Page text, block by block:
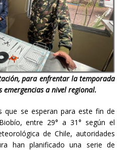
para enfrentar la temporada
emergencias a nivel regional.
que se esperan para este fin de
entre 29° a 31° según el
de Chile, autoridades
han planificado una serie de